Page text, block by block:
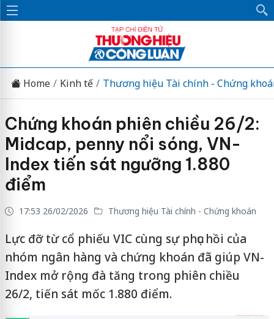
Home Kinh tế Thương hiệu Tài chính - Chứng
Chứng khoán phiên chiều 26/2:
Midcap, penny nổi sóng, VN-
Index tiến sát ngưỡng 1.880
điểm
17:53 26/02/2026 Thương hiệu Tài chính - Chứng khoán
Lực đỡ từ cổ phiếu VIC cùng sự phục hồi của
nhóm ngân hàng và chứng khoán đã giúp VN-
Index mở rộng đà tăng trong phiên chiều
26/2, tiến sát mốc 1.880 điểm.